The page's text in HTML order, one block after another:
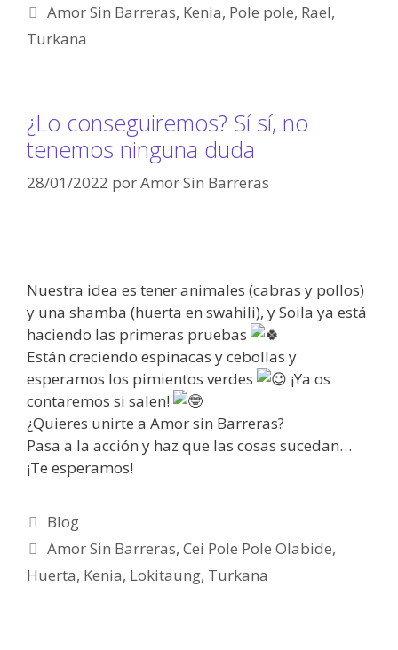
Amor Sin Barreras, Kenia, Pole pole, Rael,
Turkana
¿Lo conseguiremos? Sí sí, no
tenemos ninguna duda
28/01/2022 porAmor Sin Barreras
Nuestra idea es tener animales (cabras y pollos)
y una shamba (huerta en swahili), y Soila ya está
haciendo las primeras pruebas
Están creciendo espinacas y cebollas y
esperamos los pimientos verdes
¡Ya os
contaremos si salen!
¿Quieres unirte a Amor sin Barreras?
Pasa a la acción y haz que las cosas sucedan…
¡Te esperamos!
Blog
Amor Sin Barreras,Cei Pole Pole Olabide,
Huerta, Kenia, Lokitaung, Turkana